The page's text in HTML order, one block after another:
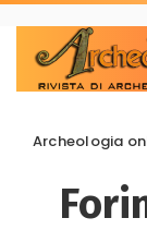
Archeologia